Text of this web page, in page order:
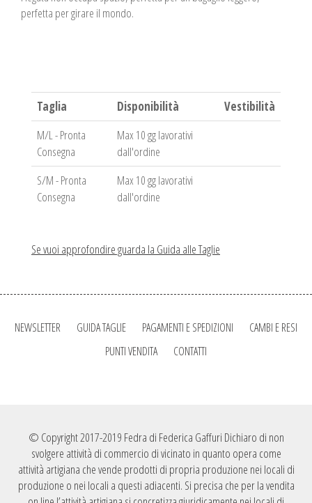
perfetta per girare il mondo.
Taglia Disponibilità
Vestibilità
M/L - Pronta
Consegna
Max 10 gg lavorativi
dall'ordine
S/M - Pronta
Consegna
Max 10 gg lavorativi
dall'ordine
Se vuoi approfondire guarda la Guida alle Taglie
NEWSLETTER GUIDA TAGLIE PAGAMENTI E SPEDIZIONI
CAMBI E RESI
PUNTI VENDITA
CONTATTI
© Copyright 2017-2019 Fedra di Federica Gaffuri Dichiaro di non
svolgere attività di commercio di vicinato in quanto opera come
attività artigiana che vende prodotti di propria produzione nei locali di
produzione o nei locali a questi adiacenti. Si precisa che per la vendita